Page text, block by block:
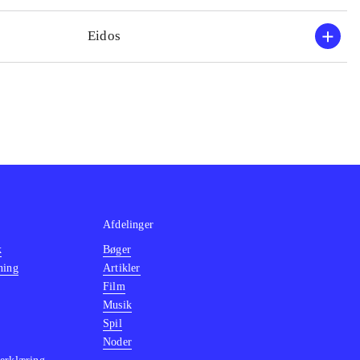
Eidos
Afdelinger
Bøger
Artikler
Film
Musik
Spil
Noder